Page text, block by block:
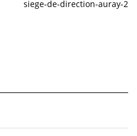
siege-de-direction-auray-2